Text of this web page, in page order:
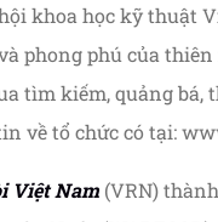
khoa học kỹ thuật
phong phú của
tìm kiếm, quảng bá,
về tổ chức có tại:
Việt Nam (VRN)